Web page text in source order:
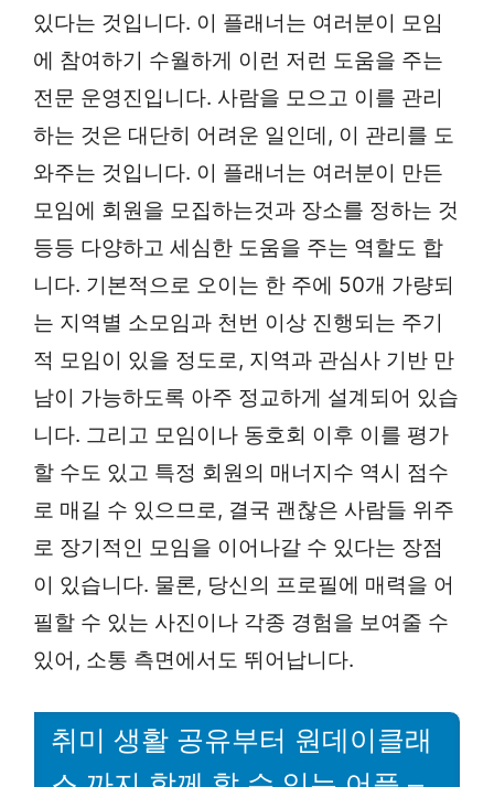
있다는 것입니다. 이 플래너는 여러분이 모임
에 참여하기 수월하게 이런 저런 도움을 주는
전문 운영진입니다. 사람을 모으고 이를 관리
하는 것은 대단히 어려운 일인데, 이 관리를 도
와주는 것입니다. 이 플래너는 여러분이 만든
모임에 회원을 모집하는것과 장소를 정하는 것
등등 다양하고 세심한 도움을 주는 역할도 합
니다. 기본적으로 오이는 한 주에 50개 가량되
는 지역별 소모임과 천번 이상 진행되는 주기
적 모임이 있을 정도로, 지역과 관심사 기반 만
남이 가능하도록 아주 정교하게 설계되어 있습
니다. 그리고 모임이나 동호회 이후 이를 평가
할 수도 있고 특정 회원의 매너지수 역시 점수
로 매길 수 있으므로, 결국 괜찮은 사람들 위주
로 장기적인 모임을 이어나갈 수 있다는 장점
이 있습니다. 물론, 당신의 프로필에 매력을 어
필할 수 있는 사진이나 각종 경험을 보여줄 수
있어, 소통 측면에서도 뛰어납니다.
취미 생활 공유부터 원데이클래